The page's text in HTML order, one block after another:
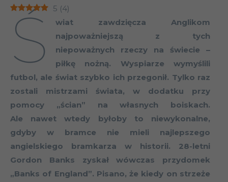
5 (4)
Ś
wiat zawdzięcza Anglikom
najpoważniejszą z tych
niepoważnych rzeczy na świecie –
piłkę nożną. Wyspiarze wymyślili
futbol, ale świat szybko ich przegonił. Tylko raz
zostali mistrzami świata, w dodatku przy
pomocy „ścian” na własnych boiskach.
Ale nawet wtedy byłoby to niewykonalne,
gdyby w bramce nie mieli najlepszego
angielskiego bramkarza w historii. 28-letni
Gordon Banks zyskał wówczas przydomek
„Banks of England”. Pisano, że kiedy on strzeże